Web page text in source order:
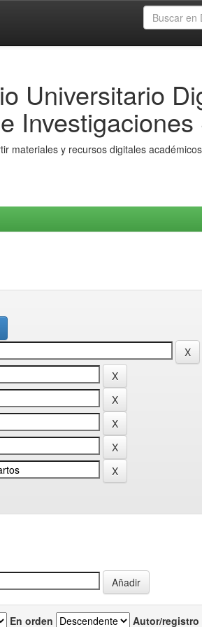
Universitario
materiales y recursos digitales
En orden Autor/registro